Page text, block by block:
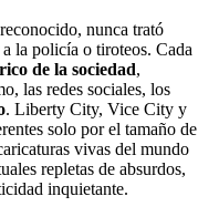
nunca trató
la policía o tiroteos. Cada
de la sociedad,
las redes sociales, los
. Liberty City, Vice City y
solo por el tamaño de
vivas del mundo
repletas de absurdos,
inquietante.